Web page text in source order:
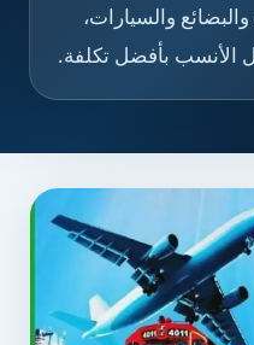
والسيارات،
الأنسب بأفضل تكلفة.